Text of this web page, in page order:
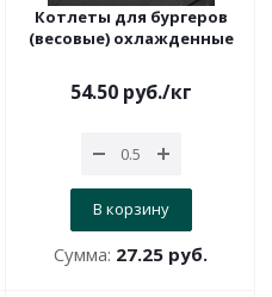
Котлеты для бургеров
(весовые) охлажденные
54.50руб./кг
В корзину
Сумма: 27.25 руб.